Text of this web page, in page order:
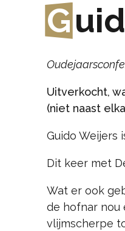
G
Uitverkocht,
(niet naast
Guido Weijers
Dit keer met
Wat er ook
de hofnar nou
vlijmscherpe